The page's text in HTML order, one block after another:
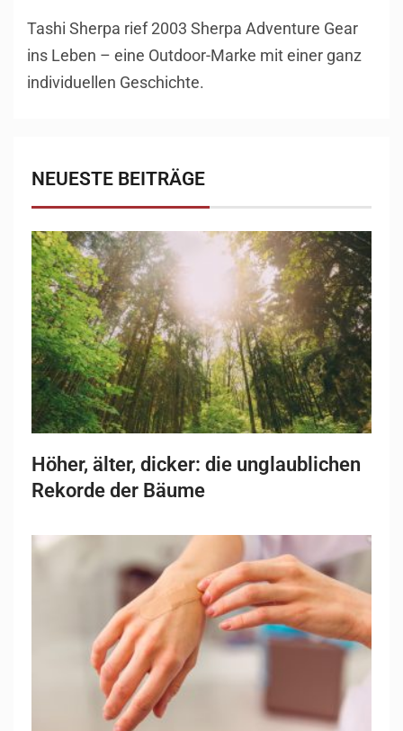
Tashi Sherpa rief 2003 Sherpa Adventure Gear
ins Leben – eine Outdoor-Marke mit einer ganz
individuellen Geschichte.
NEUESTE BEITRÄGE
Höher, älter, dicker: die unglaublichen
Rekorde der Bäume